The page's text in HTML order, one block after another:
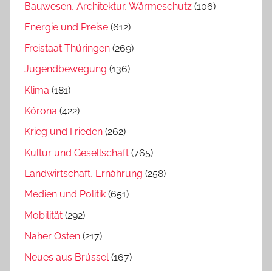
Bauwesen, Architektur, Wärmeschutz (106)
Energie und Preise (612)
Freistaat Thüringen (269)
Jugendbewegung (136)
Klima (181)
Kórona (422)
Krieg und Frieden (262)
Kultur und Gesellschaft (765)
Landwirtschaft, Ernährung (258)
Medien und Politik (651)
Mobilität (292)
Naher Osten (217)
Neues aus Brüssel (167)